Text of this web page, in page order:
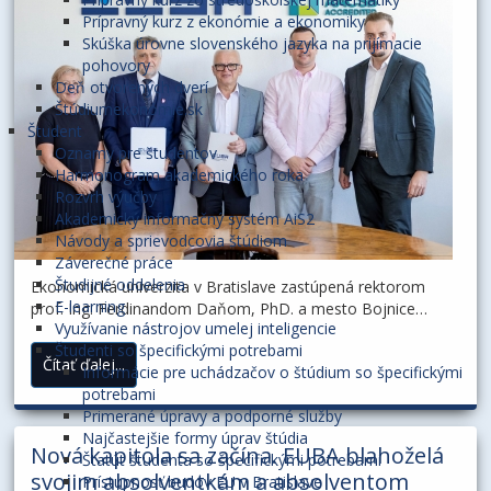
Prípravný kurz z ekonómie a ekonomiky
Skúška úrovne slovenského jazyka na prijímacie
pohovory
Deň otvorených dverí
Štúdiumekonómie.sk
Študent
Oznamy pre študentov
Harmonogram akademického roka
Rozvrh výučby
Akademický informačný systém AiS2
Návody a sprievodcovia štúdiom
Záverečné práce
Študijné oddelenia
E-learning
Využívanie nástrojov umelej inteligencie
Študenti so špecifickými potrebami
Informácie pre uchádzačov o štúdium so špecifickými
potrebami
Primerané úpravy a podporné služby
Najčastejšie formy úprav štúdia
Štatút študenta so špecifickými potrebami
Prístupnosť budov EU v Bratislave
Ekonomická univerzita v Bratislave zastúpená rektorom
prof. Ing. Ferdinandom Daňom, PhD. a mesto Bojnice
zastúpené primátorom MVDr. Ladislavom Smatanom
podpísali 26. júna 2026 Memorandum o spolupráci [ ... ]
Čítať ďalej...
Nová kapitola sa začína. EUBA blahoželá
svojim absolventkám a absolventom